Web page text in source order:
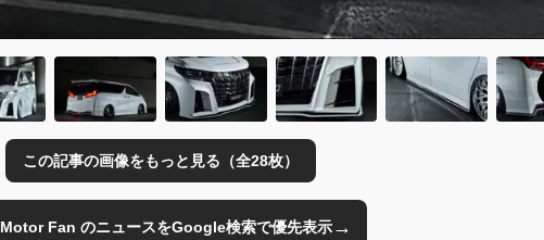
この記事の画像をもっと見る（全28枚）
Motor Fan のニュースをGoogle検索で優先表示→